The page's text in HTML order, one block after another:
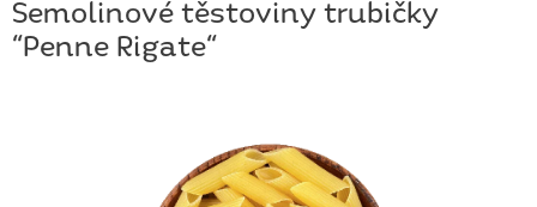
Semolinové těstoviny trubičky
"Penne Rigate"